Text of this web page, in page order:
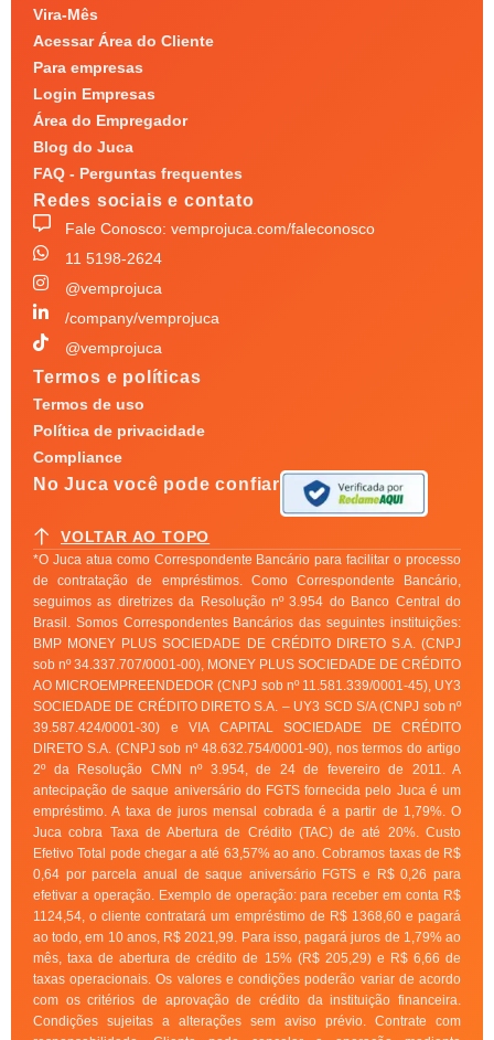
Vira-Mês
Acessar Área do Cliente
Para empresas
Login Empresas
Área do Empregador
Blog do Juca
FAQ - Perguntas frequentes
Redes sociais e contato
Fale Conosco: vemprojuca.com/faleconosco
11 5198-2624
@vemprojuca
/company/vemprojuca
@vemprojuca
Termos e políticas
Termos de uso
Política de privacidade
Compliance
VOLTAR AO TOPO
No Juca você pode confiar
*O Juca atua como Correspondente Bancário para facilitar o processo
de contratação de empréstimos. Como Correspondente Bancário,
seguimos as diretrizes da Resolução nº 3.954 do Banco Central do
Brasil. Somos Correspondentes Bancários das seguintes instituições:
BMP MONEY PLUS SOCIEDADE DE CRÉDITO DIRETO S.A. (CNPJ
sob nº 34.337.707/0001-00), MONEY PLUS SOCIEDADE DE CRÉDITO
AO MICROEMPREENDEDOR (CNPJ sob nº 11.581.339/0001-45), UY3
SOCIEDADE DE CRÉDITO DIRETO S.A. – UY3 SCD S/A (CNPJ sob nº
39.587.424/0001-30) e VIA CAPITAL SOCIEDADE DE CRÉDITO
DIRETO S.A. (CNPJ sob nº 48.632.754/0001-90), nos termos do artigo
2º da Resolução CMN nº 3.954, de 24 de fevereiro de 2011. A
antecipação de saque aniversário do FGTS fornecida pelo Juca é um
empréstimo. A taxa de juros mensal cobrada é a partir de 1,79%. O
Juca cobra Taxa de Abertura de Crédito (TAC) de até 20%. Custo
Efetivo Total pode chegar a até 63,57% ao ano. Cobramos taxas de R$
0,64 por parcela anual de saque aniversário FGTS e R$ 0,26 para
efetivar a operação. Exemplo de operação: para receber em conta R$
1124,54, o cliente contratará um empréstimo de R$ 1368,60 e pagará
ao todo, em 10 anos, R$ 2021,99. Para isso, pagará juros de 1,79% ao
mês, taxa de abertura de crédito de 15% (R$ 205,29) e R$ 6,66 de
taxas operacionais. Os valores e condições poderão variar de acordo
com os critérios de aprovação de crédito da instituição financeira.
Condições sujeitas a alterações sem aviso prévio. Contrate com